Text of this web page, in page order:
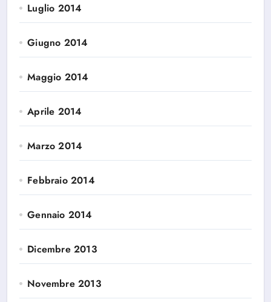
Luglio 2014
Giugno 2014
Maggio 2014
Aprile 2014
Marzo 2014
Febbraio 2014
Gennaio 2014
Dicembre 2013
Novembre 2013